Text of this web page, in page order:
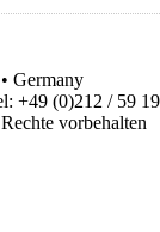
Germany
+49 (0)212 / 59
vorbehalten